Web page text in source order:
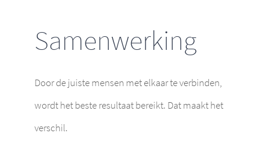
Samenwerking
Door de juiste mensen met elkaar te verbinden,
wordt het beste resultaat bereikt. Dat maakt het
verschil.